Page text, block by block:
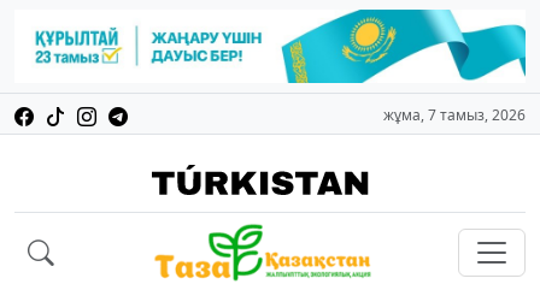
жұма, 7 тамыз, 2026